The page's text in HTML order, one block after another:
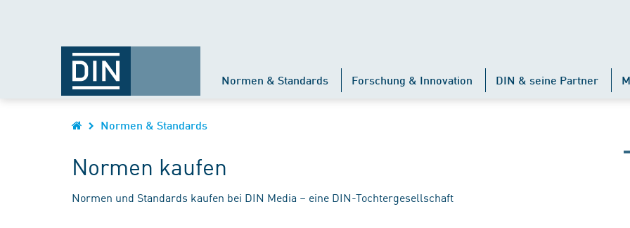
Normen & Standards Forschung & Innovation DIN & seine Partner
Normen & Standards
Normen kaufen
Normen und Standards kaufen bei DIN Media – eine DIN-Tochtergesellschaft